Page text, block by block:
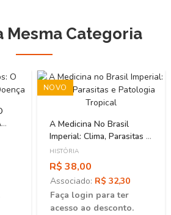
Mesma Categoria
NOVO
A Medicina No Brasil
Imperial: Clima, Parasitas E
Patologia Tropical
HISTÓRIA
R$ 38,00
Associado: R$ 32,30
Faça login para ter
acesso ao desconto.